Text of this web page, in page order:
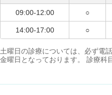
09:00-12:00 ○
14:00-17:00 ○
土曜日の診療については、必ず電
金曜日となっております。 診療科